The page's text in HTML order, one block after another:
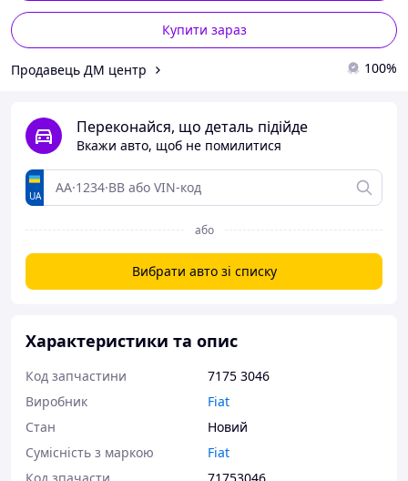
Купити зараз
Продавець ДМ центр 100%
Переконайся, що деталь підійде
Вкажи авто, щоб не помилитися
UA
або
Вибрати авто зі списку
Характеристики та опис
Код запчастини
7175 3046
Виробник
Fiat
Стан
Новий
Сумісність з маркою
Fiat